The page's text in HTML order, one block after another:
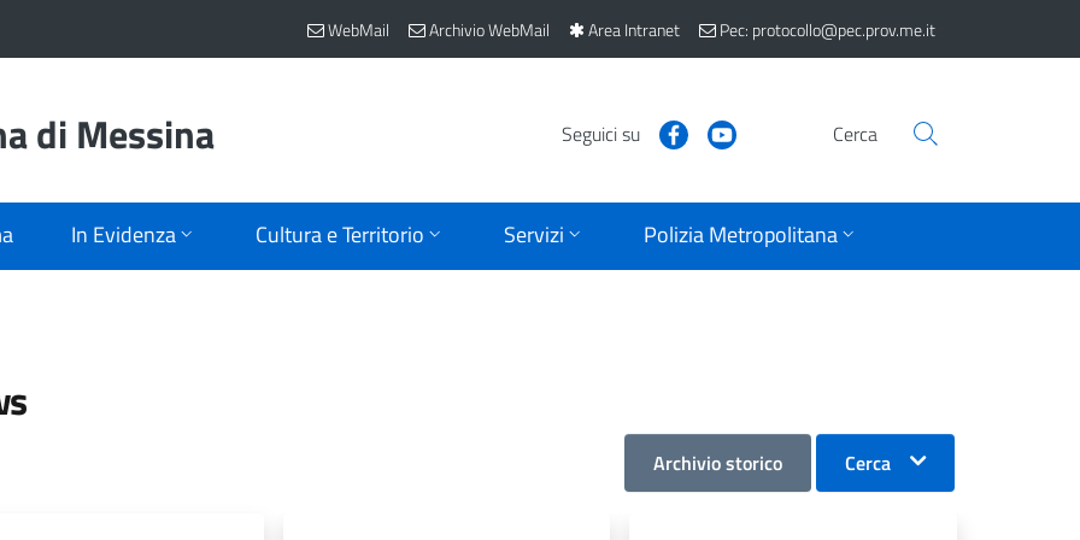
WebMail Archivio WebMail Area Intranet Pec: protocollo@pec.prov.me.it
di Messina Seguici su Cerca
In Evidenza Cultura e Territorio Servizi Polizia Metropolitana
Archivio storico Cerca